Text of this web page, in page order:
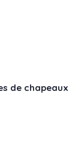
de chapeaux